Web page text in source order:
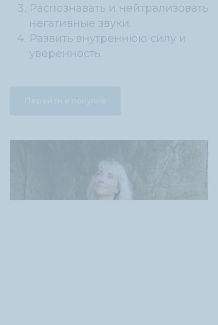
Распознавать и нейтрализовать
негативные звуки.
Развить внутреннюю силу и
уверенность.